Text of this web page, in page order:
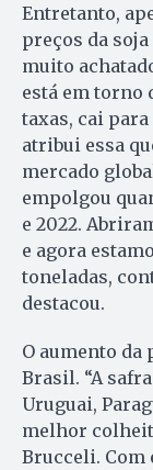
Entretanto,
preços da
muito
está em torno
taxas, cai para
atribui essa
mercado
empolgou
e 2022.
e agora
toneladas,
destacou.
O aumento da
Brasil. “A
Uruguai,
melhor
Brucceli. Com